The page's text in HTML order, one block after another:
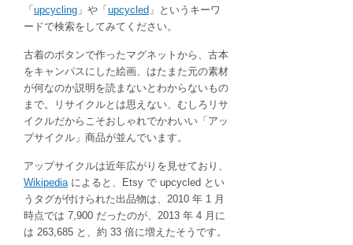
「 upcycling 」や「 upcycled 」というキーワ
ードで検索をしてみてください。
古着のボタンで作ったマグネットから、古本
をキャンパスにした絵画、はたまた元の素材
が何なのか説明を読まないとわからないもの
まで。リサイクルとは思えない、むしろリサ
イクルだからこそおしゃれでかわいい「アッ
プサイクル」商品が並んでいます。
アップサイクルは近年広がりを見せており、
Wikipedia によると、Etsy で upcycled とい
うタグが付けられた出品物は、2010 年 1 月
時点では 7,900 だったのが、2013 年 4 月に
は 263,685 と、約 33 倍に増えたそうです。